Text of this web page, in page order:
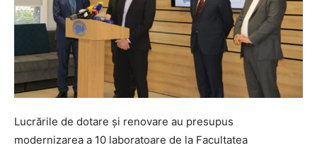
Lucrările de dotare și renovare au presupus
modernizarea a 10 laboratoare de la Facultatea